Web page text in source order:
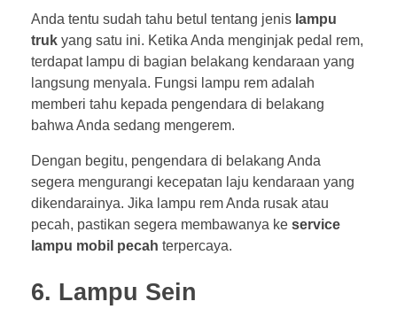
Anda tentu sudah tahu betul tentang jenis lampu
truk yang satu ini. Ketika Anda menginjak pedal rem,
terdapat lampu di bagian belakang kendaraan yang
langsung menyala. Fungsi lampu rem adalah
memberi tahu kepada pengendara di belakang
bahwa Anda sedang mengerem.
Dengan begitu, pengendara di belakang Anda
segera mengurangi kecepatan laju kendaraan yang
dikendarainya. Jika lampu rem Anda rusak atau
pecah, pastikan segera membawanya ke service
lampu mobil pecah terpercaya.
6. Lampu Sein